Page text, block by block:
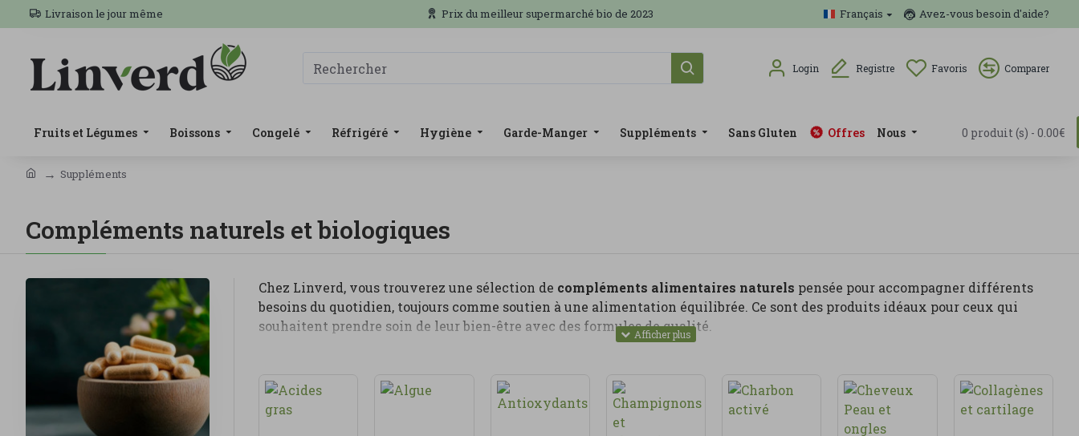
Livraison le jour même Prix du meilleur supermarché bio de 2023 Français Avez-vous besoin d'aide?
Login Registre Favoris Comparer
Fruits et Légumes Boissons Congelé Réfrigéré Hygiène Garde-Manger Suppléments Sans Gluten Offres Nous 0 produit (s) - 0.00€
Suppléments
Compléments naturels et biologiques
Chez Linverd, vous trouverez une sélection de compléments alimentaires naturels pensée pour accompagner différents
besoins du quotidien, toujours comme soutien à une alimentation équilibrée. Ce sont des produits idéaux pour ceux qui
souhaitent prendre soin de leur bien-être avec des formules de qualité.
digestion, l’énergie, le système immunitaire ou la peau, selon disponibilité.
compléments sélectionnés avec exigence
, des formules soignées, des ingrédients de